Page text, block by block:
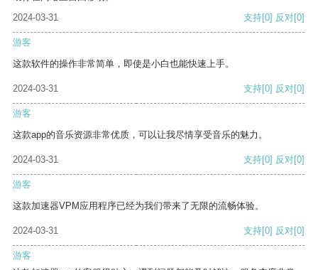
2024-03-31
支持[0] 反对[0]
游客
这款软件的操作非常简单，即使是小白也能快速上手。
2024-03-31 支持[0] 反对[0]
游客
这款app的音乐资源非常优质，可以让我尽情享受音乐的魅力。
2024-03-31 支持[0] 反对[0]
游客
这款加速器VPM应用程序已经为我们带来了无限的流畅体验。
2024-03-31 支持[0] 反对[0]
游客